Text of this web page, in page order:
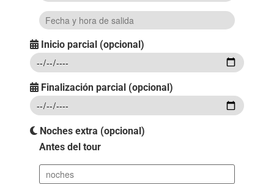
Inicio parcial (opcional)
Finalización parcial (opcional)
Noches extra (opcional)
Antes del tour